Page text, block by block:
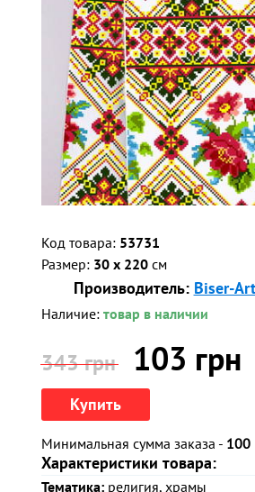
Код товара: 53731
Размер: 30 x 220 см
Производитель: Biser-
Наличие: товар в наличии
343 грн 103 грн
Купить
Минимальная сумма заказа - 100
Характеристики товара:
Тематика: религия, храмы